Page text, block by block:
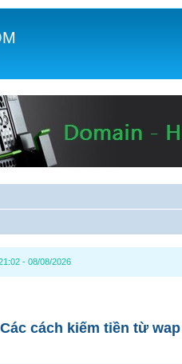
- 08/08/2026
Các cách kiếm tiền từ wap